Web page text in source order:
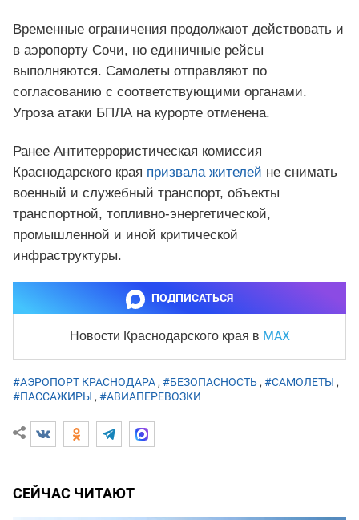
Временные ограничения продолжают действовать и
в аэропорту Сочи, но единичные рейсы
выполняются. Самолеты отправляют по
согласованию с соответствующими органами.
Угроза атаки БПЛА на курорте отменена.
Ранее Антитеррористическая комиссия
Краснодарского края призвала жителей не снимать
военный и служебный транспорт, объекты
транспортной, топливно-энергетической,
промышленной и иной критической
инфраструктуры.
ПОДПИСАТЬСЯ
Новости Краснодарского края в MAX
#АЭРОПОРТ КРАСНОДАРА, #БЕЗОПАСНОСТЬ, #САМОЛЕТЫ ,
#ПАССАЖИРЫ , #АВИАПЕРЕВОЗКИ
СЕЙЧАС ЧИТАЮТ